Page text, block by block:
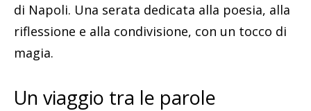
di Napoli. Una serata dedicata alla poesia, alla
riflessione e alla condivisione, con un tocco di
magia.
Un viaggio tra le parole